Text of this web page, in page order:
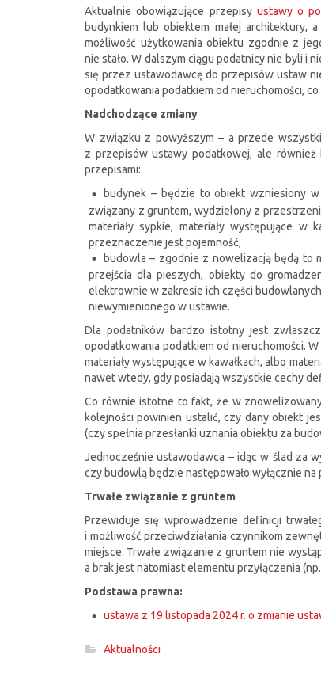
Aktualnie obowiązujące przepisy ustawy o
budynkiem lub obiektem małej architektury,
możliwość użytkowania obiektu zgodnie z
nie stało. W dalszym ciągu podatnicy nie byli i
się przez ustawodawcę do przepisów ustaw
opodatkowania podatkiem od nieruchomości,
Nadchodzące zmiany
W związku z powyższym – a przede
z przepisów ustawy podatkowej, ale
przepisami:
budynek – będzie to obiekt wzniesiony
związany z gruntem, wydzielony z
materiały sypkie, materiały występujące w
przeznaczenie jest pojemność,
budowla – zgodnie z nowelizacją będą to
przejścia dla pieszych, obiekty do
elektrownie w zakresie ich części
niewymienionego w ustawie.
Dla podatników bardzo istotny jest
opodatkowania podatkiem od nieruchomości.
materiały występujące w kawałkach, albo
nawet wtedy, gdy posiadają wszystkie cechy
Co równie istotne to fakt, że w
kolejności powinien ustalić, czy dany obiekt
(czy spełnia przesłanki uznania obiektu za
Jednocześnie ustawodawca – idąc w ślad za
czy budowlą będzie następowało wyłącznie
Trwałe związanie z gruntem
Przewiduje się wprowadzenie definicji
i możliwość przeciwdziałania czynnikom
miejsce. Trwałe związanie z gruntem nie
a brak jest natomiast elementu przyłączenia
Podstawa prawna:
ustawa z 19 listopada 2024 r. o zmianie
Aktualności